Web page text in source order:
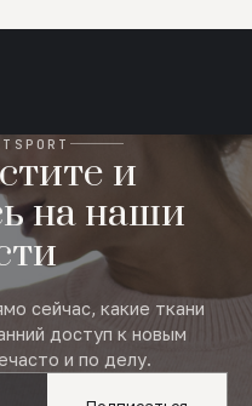
и
на наши
сейчас, какие ткани
доступ к новым
и по делу.